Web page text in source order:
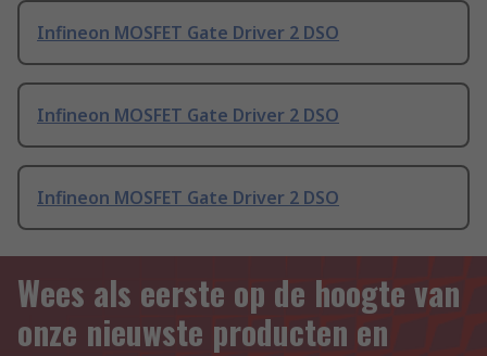
Infineon MOSFET Gate Driver 2 DSO
Infineon MOSFET Gate Driver 2 DSO
Infineon MOSFET Gate Driver 2 DSO
Wees als eerste op de hoogte van
onze nieuwste producten en